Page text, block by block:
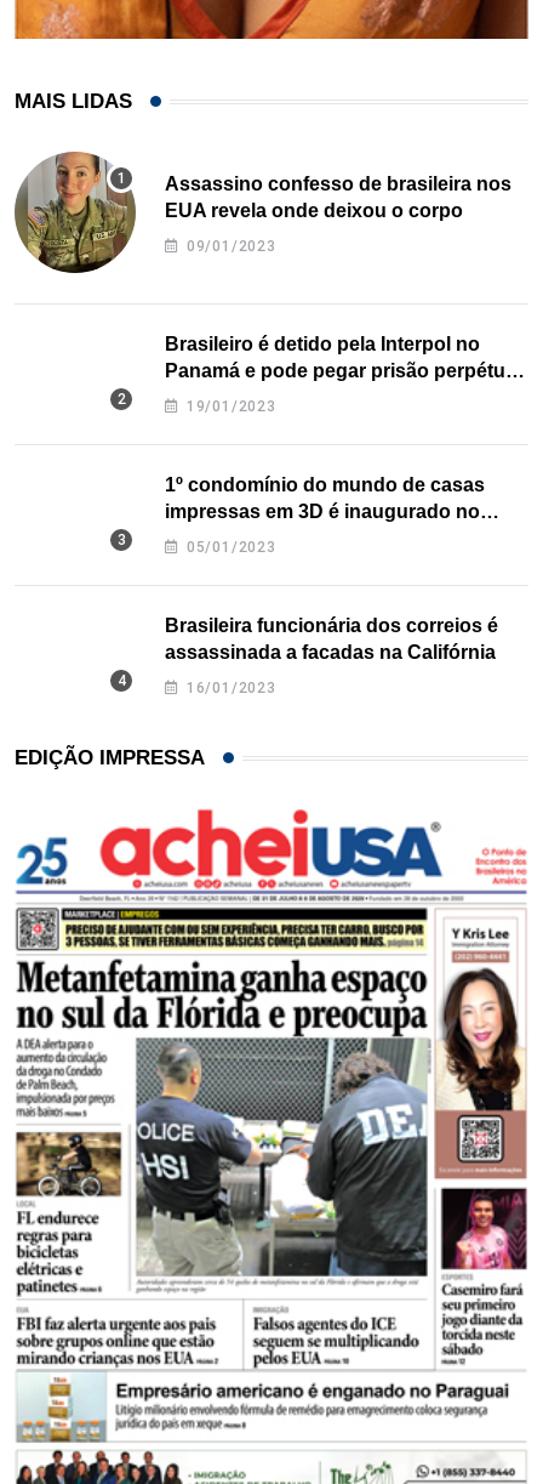
MAIS LIDAS
Assassino confesso de brasileira nos
EUA revela onde deixou o corpo
09/01/2023
Brasileiro é detido pela Interpol no
Panamá e pode pegar prisão perpétua
nos EUA
19/01/2023
1º condomínio do mundo de casas
impressas em 3D é inaugurado no
Texas
05/01/2023
Brasileira funcionária dos correios é
assassinada a facadas na Califórnia
16/01/2023
EDIÇÃO IMPRESSA